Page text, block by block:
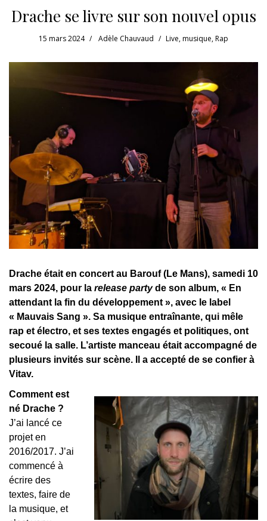
Drache se livre sur son nouvel opus
15 mars 2024 Adèle Chauvaud Live,musique,Rap
Drache était en concert au Barouf (Le Mans), samedi 10
mars 2024, pour la release partyde son album, « En
attendant la fin du développement », avec le label
« Mauvais Sang ». Sa musique entraînante, qui mêle
rap et électro, et ses textes engagés et politiques, ont
secoué la salle. L’artiste manceau était accompagné de
plusieurs invités sur scène. Il a accepté de se confier à
Vitav.
Comment est
né Drache ?
J’ai lancé ce
projet en
2016/2017. J’ai
commencé à
écrire des
textes, faire de
la musique, et